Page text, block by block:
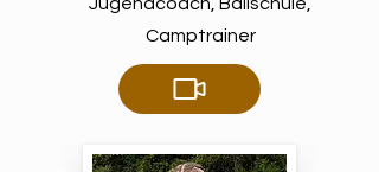
Camptrainer